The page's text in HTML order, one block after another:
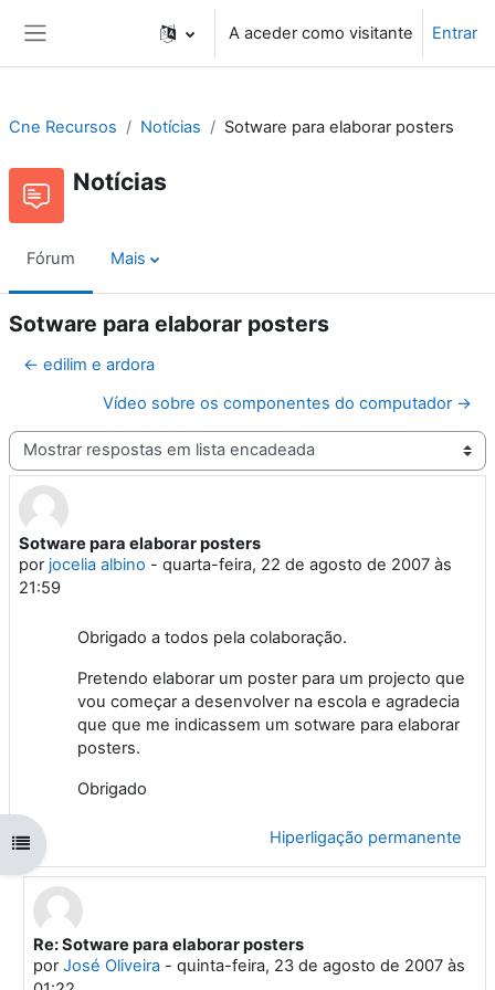
A aceder como visitante Entrar
Abrir índice da disciplina
Cne Recursos Notícias Sotware para elaborar posters
Notícias
Fórum Mais
Sotware para elaborar posters
← edilim e ardora
Vídeo sobre os componentes do computador →
Modo de visualização
Sotware para elaborar posters
por jocelia albino - quarta-feira, 22 de agosto de 2007 às
21:59
Número de respostas: 4
Obrigado a todos pela colaboração.
Pretendo elaborar um poster para um projecto que
vou começar a desenvolver na escola e agradecia
que que me indicassem um sotware para elaborar
posters.
Obrigado
Hiperligação permanente
Em resposta a 'jocelia albino'
Re: Sotware para elaborar posters
porJosé Oliveira- quinta-feira, 23 de agosto de 2007 às